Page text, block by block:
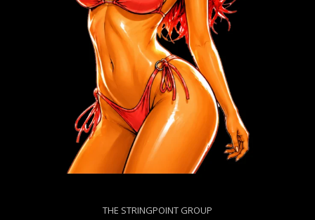
THE STRINGPOINT GROUP